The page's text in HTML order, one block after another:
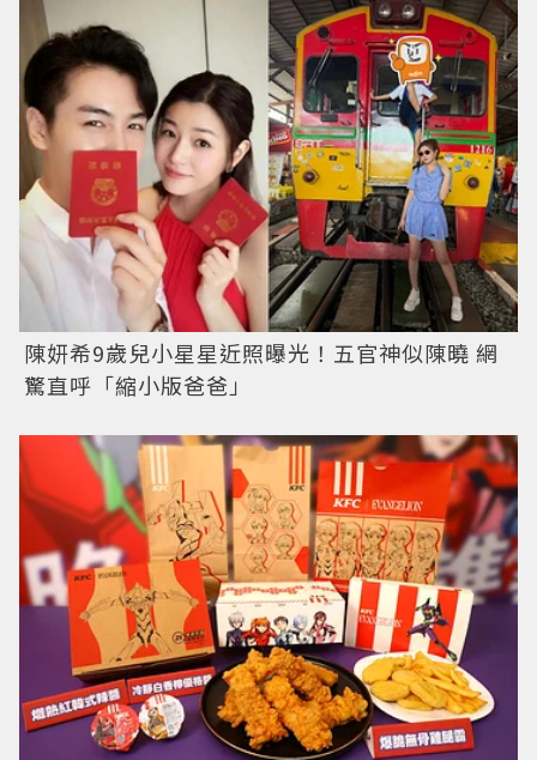
陳妍希9歲兒小星星近照曝光！五官神似陳曉 網
驚直呼「縮小版爸爸」